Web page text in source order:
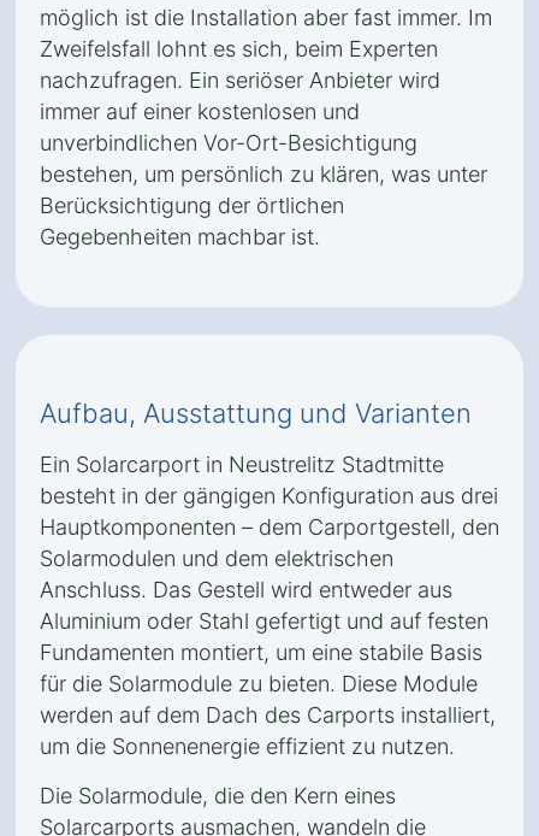
möglich ist die Installation aber fast immer. Im
Zweifelsfall lohnt es sich, beim Experten
nachzufragen. Ein seriöser Anbieter wird
immer auf einer kostenlosen und
unverbindlichen Vor-Ort-Besichtigung
bestehen, um persönlich zu klären, was unter
Berücksichtigung der örtlichen
Gegebenheiten machbar ist.
Aufbau, Ausstattung und Varianten
Ein Solarcarport in Neustrelitz Stadtmitte
besteht in der gängigen Konfiguration aus drei
Hauptkomponenten – dem Carportgestell, den
Solarmodulen und dem elektrischen
Anschluss. Das Gestell wird entweder aus
Aluminium oder Stahl gefertigt und auf festen
Fundamenten montiert, um eine stabile Basis
für die Solarmodule zu bieten. Diese Module
werden auf dem Dach des Carports installiert,
um die Sonnenenergie effizient zu nutzen.
Die Solarmodule, die den Kern eines
Solarcarports ausmachen, wandeln die